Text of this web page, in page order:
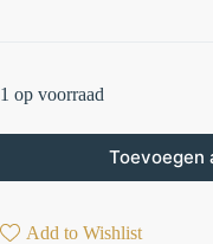
1 op voorraad
Toevoegen
Add to Wishlist